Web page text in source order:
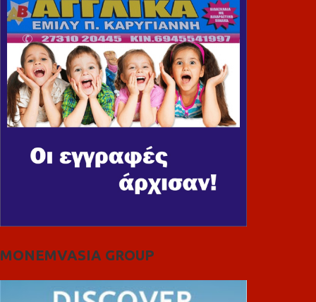
MONEMVASIA GROUP